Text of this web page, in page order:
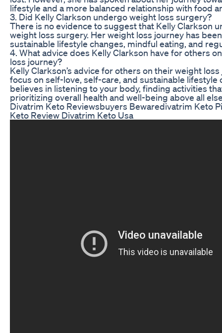
lifestyle and a more balanced relationship with food
3. Did Kelly Clarkson undergo weight loss surgery?
There is no evidence to suggest that Kelly Clarkson
weight loss surgery. Her weight loss journey has
sustainable lifestyle changes, mindful eating, and
4. What advice does Kelly Clarkson have for others
loss journey?
Kelly Clarkson’s advice for others on their weight
focus on self-love, self-care, and sustainable lifestyle
believes in listening to your body, finding activities
prioritizing overall health and well-being above all
Divatrim Keto Reviewsbuyers Bewaredivatrim Keto
Keto Review Divatrim Keto Usa